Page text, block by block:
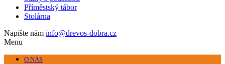
Příměstský tábor
Stolárna
Napište nám info@drevos-dobra.cz
Menu
O NÁS